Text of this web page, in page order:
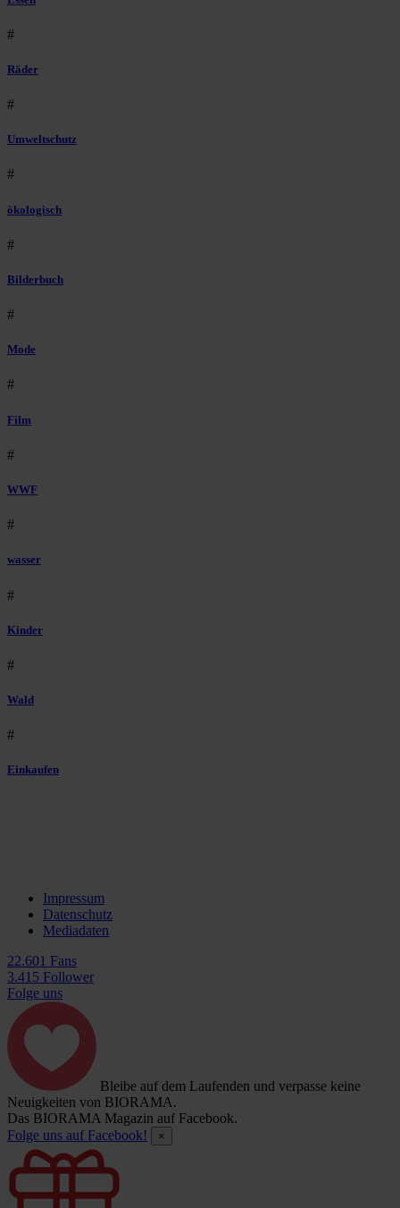
#
Räder
#
Umweltschutz
#
ökologisch
#
Bilderbuch
#
Mode
#
Film
#
WWF
#
wasser
#
Kinder
#
Wald
#
Einkaufen
Impressum
Datenschutz
Mediadaten
22.601 Fans
3.415 Follower
Folge uns
Bleibe auf dem Laufenden und verpasse keine
Neuigkeiten von BIORAMA.
Das BIORAMA Magazin auf Facebook.
Folge uns auf Facebook!
×